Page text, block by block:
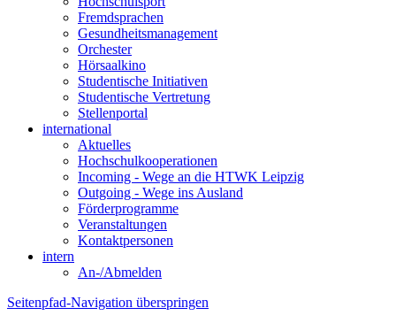
Fremdsprachen
Gesundheitsmanagement
Orchester
Hörsaalkino
Studentische Initiativen
Studentische Vertretung
Stellenportal
international
Aktuelles
Hochschulkooperationen
Incoming - Wege an die HTWK Leipzig
Outgoing - Wege ins Ausland
Förderprogramme
Veranstaltungen
Kontaktpersonen
intern
An-/Abmelden
Seitenpfad-Navigation überspringen